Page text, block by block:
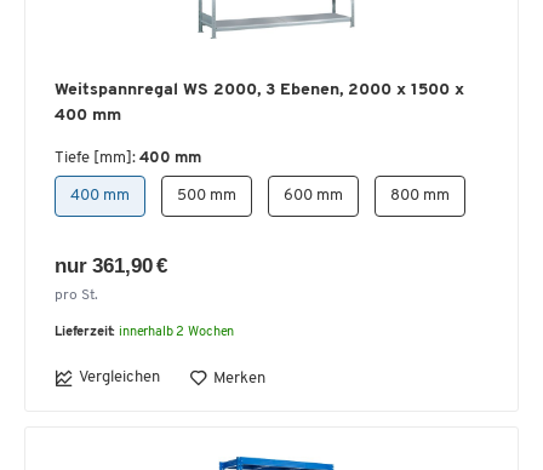
Weitspannregal WS 2000, 3 Ebenen, 2000 x 1500 x
400 mm
Tiefe [mm]: 400 mm
400 mm 500 mm 600 mm 800 mm
nur 361,90 €
pro St.
Lieferzeit: innerhalb 2 Wochen
Vergleichen Merken